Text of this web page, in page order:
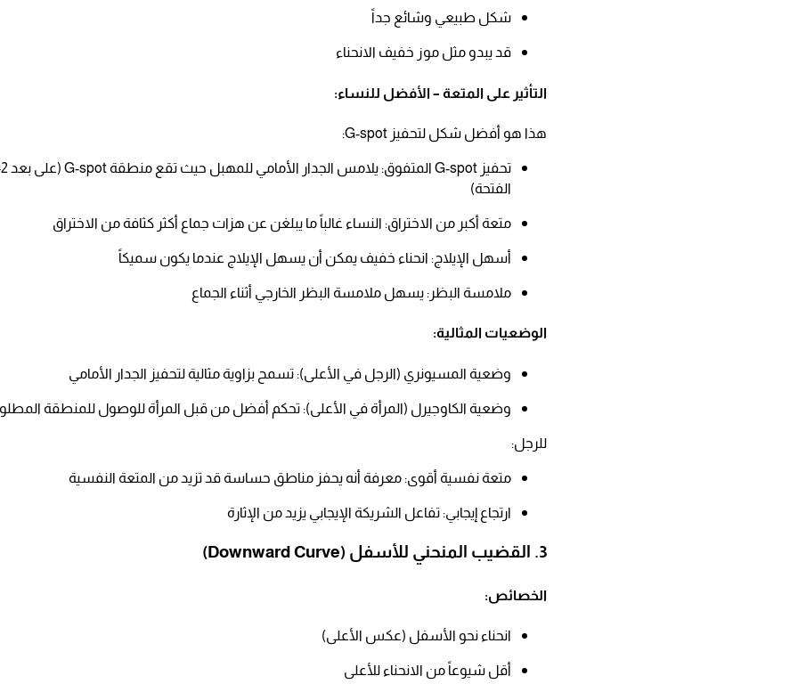
شكل طبيعي وشائع جداً
قد يبدو مثل موز خفيف الانحناء​
التأثير على المتعة – الأفضل للنساء:​
هذا هو أفضل شكل لتحفيز G-spot:​
الفتحة)​
متعة أكبر من الاختراق: النساء غالباً ما يبلغن عن هزات جماع أكثر كثافة من الاختراق​
أسهل الإيلاج: انحناء خفيف يمكن أن يسهل الإيلاج عندما يكون سميكاً​
ملامسة البظر: يسهل ملامسة البظر الخارجي أثناء الجماع​
الوضعيات المثالية:​
وضعية المسيونري (الرجل في الأعلى): تسمح بزاوية مثالية لتحفيز الجدار الأمامي​
وضعية الكاوجيرل (المرأة في الأعلى): تحكم أفضل من قبل المرأة للوصول للمنطقة
للرجل:​
متعة نفسية أقوى: معرفة أنه يحفز مناطق حساسة قد تزيد من المتعة النفسية​
ارتجاع إيجابي: تفاعل الشريكة الإيجابي يزيد من الإثارة​
3. القضيب المنحني للأسفل (Downward Curve)
الخصائص:​
انحناء نحو الأسفل (عكس الأعلى)
أقل شيوعاً من الانحناء للأعلى​